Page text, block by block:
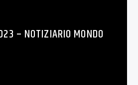
– NOTIZIARIO MONDO